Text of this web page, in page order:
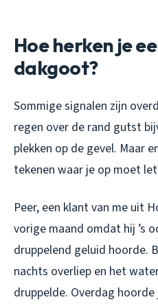
Hoe herken je
dakgoot?
Sommige signalen zijn
regen over de rand gutst
plekken op de gevel. Maar
tekenen waar je op moet
Peer, een klant van me uit
vorige maand omdat hij ’s
druppelend geluid hoorde.
nachts overliep en het
druppelde. Overdag